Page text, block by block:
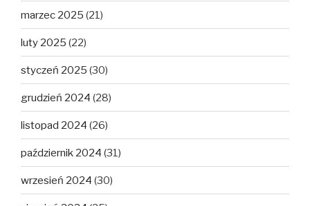
marzec 2025 (21)
luty 2025 (22)
styczeń 2025 (30)
grudzień 2024 (28)
listopad 2024 (26)
październik 2024 (31)
wrzesień 2024 (30)